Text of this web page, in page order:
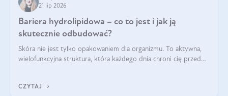
21 lip 2026
Bariera hydrolipidowa – co to jest i jak ją
skutecznie odbudować?
Skóra nie jest tylko opakowaniem dla organizmu. To aktywna,
wielofunkcyjna struktura, która każdego dnia chroni cię przed
bariera hydrolipidowa.
CZYTAJ